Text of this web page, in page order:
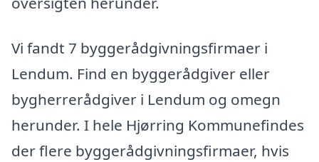
Vi fandt 7 byggerådgivningsfirmaer i
Lendum. Find en byggerådgiver eller
bygherrerådgiver i Lendum og omegn
herunder. I hele Hjørring Kommunefindes
der flere byggerådgivningsfirmaer, hvis